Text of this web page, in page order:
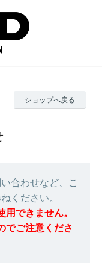
ショップへ戻る
合わせなど、こ
ください。
できません。
でご注意くださ